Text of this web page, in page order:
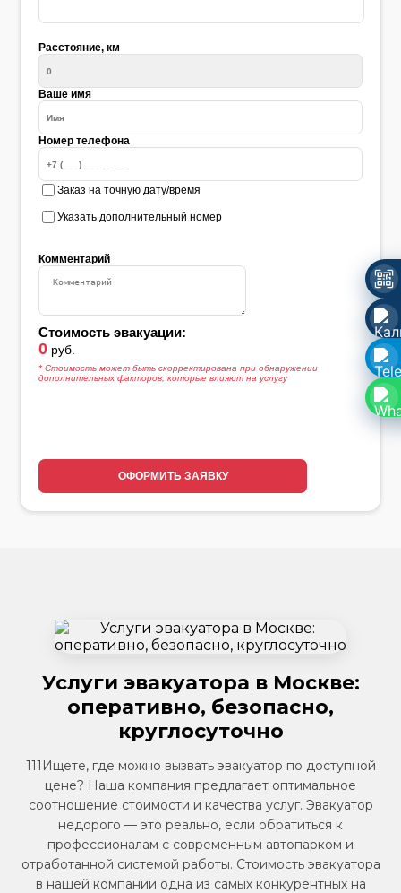
Расстояние, км
Ваше имя
Номер телефона
Заказ на точную дату/время
Указать дополнительный номер
Стоимость эвакуации:
0 руб.
* Стоимость может быть скорректирована при обнаружении
дополнительных факторов, которые влияют на услугу
Комментарий
ОФОРМИТЬ ЗАЯВКУ
Услуги эвакуатора в Москве:
оперативно, безопасно,
круглосуточно
111Ищете, где можно вызвать эвакуатор по доступной
цене? Наша компания предлагает оптимальное
соотношение стоимости и качества услуг. Эвакуатор
недорого — это реально, если обратиться к
профессионалам с современным автопарком и
отработанной системой работы. Стоимость эвакуатора
в нашей компании одна из самых конкурентных на